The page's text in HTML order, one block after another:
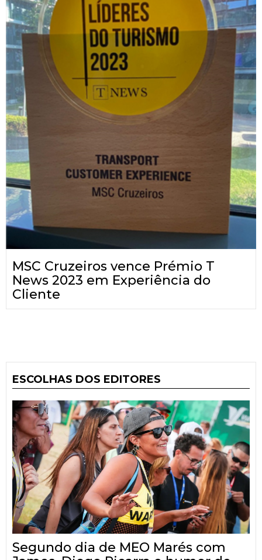
MSC Cruzeiros vence Prémio T
News 2023 em Experiência do
Cliente
ESCOLHAS DOS EDITORES
Segundo dia de MEO Marés com